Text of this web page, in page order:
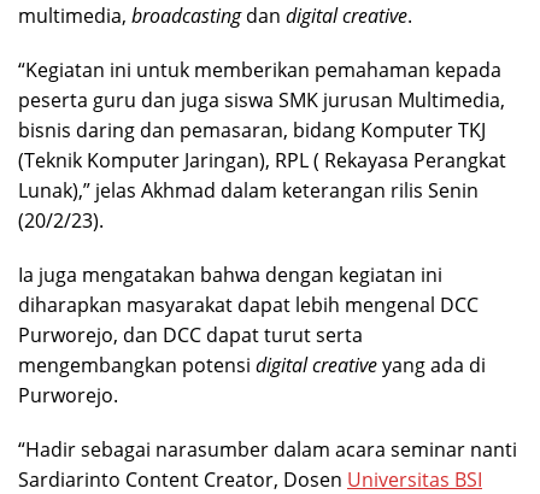
multimedia, broadcastingdan digital creative.
“Kegiatan ini untuk memberikan pemahaman kepada
peserta guru dan juga siswa SMK jurusan Multimedia,
bisnis daring dan pemasaran, bidang Komputer TKJ
(Teknik Komputer Jaringan), RPL ( Rekayasa Perangkat
Lunak),” jelas Akhmad dalam keterangan rilis Senin
(20/2/23).
Ia juga mengatakan bahwa dengan kegiatan ini
diharapkan masyarakat dapat lebih mengenal DCC
Purworejo, dan DCC dapat turut serta
mengembangkan potensi digital creativeyang ada di
Purworejo.
“Hadir sebagai narasumber dalam acara seminar nanti
Sardiarinto Content Creator, Dosen Universitas BSI